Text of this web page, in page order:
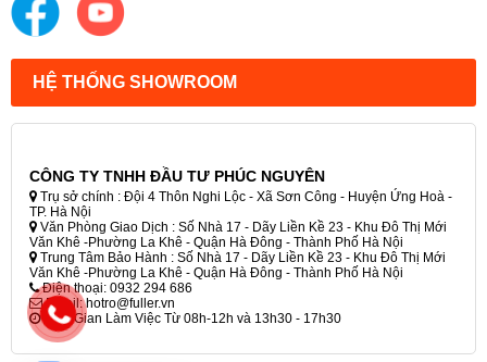
HỆ THỐNG SHOWROOM
CÔNG TY TNHH ĐẦU TƯ PHÚC NGUYÊN
Trụ sở chính : Đội 4 Thôn Nghi Lộc - Xã Sơn Công - Huyện Ứng Hoà -
TP. Hà Nội
Văn Phòng Giao Dịch : Số Nhà 17 - Dãy Liền Kề 23 - Khu Đô Thị Mới
Văn Khê -Phường La Khê - Quận Hà Đông - Thành Phố Hà Nội
Trung Tâm Bảo Hành : Số Nhà 17 - Dãy Liền Kề 23 - Khu Đô Thị Mới
Văn Khê -Phường La Khê - Quận Hà Đông - Thành Phố Hà Nội
Điện thoại: 0932 294 686
Email: hotro@fuller.vn
Thời Gian Làm Việc Từ 08h-12h và 13h30 - 17h30